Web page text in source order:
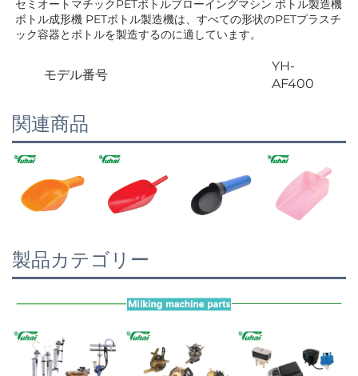
セミオートマチックPETボトルブローイングマシン ボトル製造機
ボトル成形機 PETボトル製造機は、すべての形状のPETプラスチ
ック容器とボトルを製造するのに適しています。
モデル番号
YH-
AF400
関連商品
製品カテゴリー